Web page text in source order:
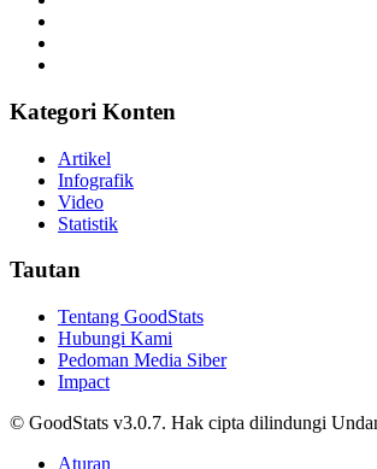
Kategori Konten
Artikel
Infografik
Video
Statistik
Tautan
Tentang GoodStats
Hubungi Kami
Pedoman Media Siber
Impact
© GoodStats v3.0.7. Hak cipta dilindungi
Aturan